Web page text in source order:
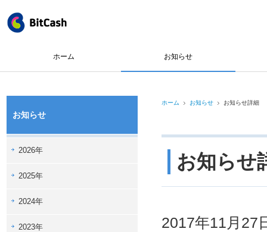
ホーム お知らせ
お知らせ
2026年
2025年
2024年
2023年
ホーム お知らせ お知らせ詳細
お知らせ
2017年11月27